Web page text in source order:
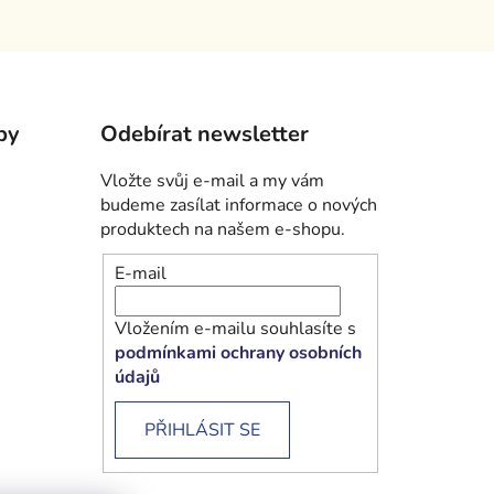
Odebírat newsletter
Vložte svůj e-mail a my vám
budeme zasílat informace o nových
produktech na našem e-shopu.
E-mail
Vložením e-mailu souhlasíte s
podmínkami ochrany osobních
údajů
PŘIHLÁSIT SE